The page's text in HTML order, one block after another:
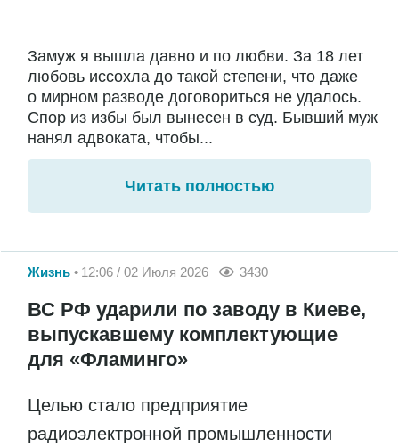
Замуж я вышла давно и по любви. За 18 лет
любовь иссохла до такой степени, что даже
о мирном разводе договориться не удалось.
Спор из избы был вынесен в суд. Бывший муж
нанял адвоката, чтобы...
Читать полностью
Жизнь 12:06 / 02 Июля 2026 3430
ВС РФ ударили по заводу в Киеве,
выпускавшему комплектующие
для «Фламинго»
Целью стало предприятие
радиоэлектронной промышленности